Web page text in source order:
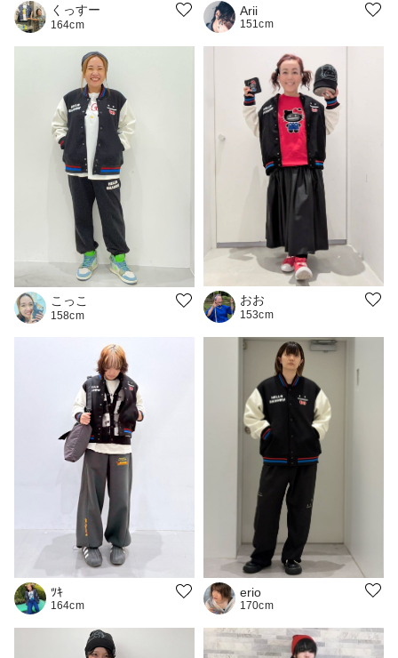
くっすー
164cm
Arii
151cm
こっこ
158cm
おお
153cm
ﾂｷ
164cm
erio
170cm